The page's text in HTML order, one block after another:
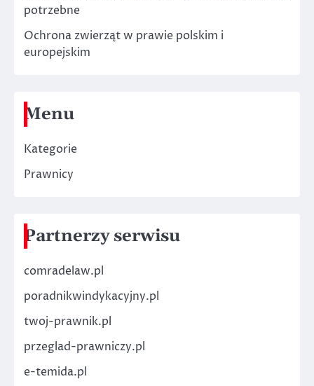
potrzebne
Ochrona zwierząt w prawie polskim i
europejskim
Menu
Kategorie
Prawnicy
Partnerzy serwisu
comradelaw.pl
poradnikwindykacyjny.pl
twoj-prawnik.pl
przeglad-prawniczy.pl
e-temida.pl